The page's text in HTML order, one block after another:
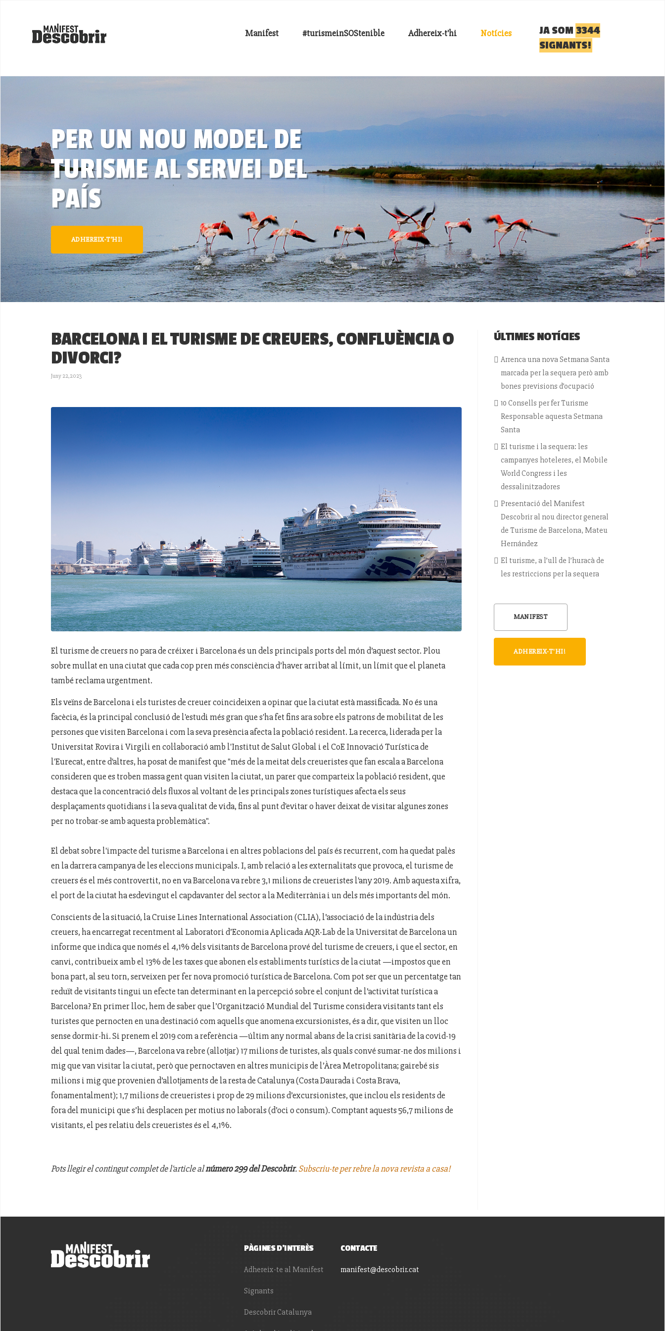
Manifest #turismeinSOStenible Adhereix-t'hi Notícies JA SOM 3344
SIGNANTS!
PER UN NOU MODEL DE
TURISME AL SERVEI DEL
PAÍS
ADHEREIX-T’HI!
BARCELONA I EL TURISME DE CREUERS, CONFLUÈNCIA O
DIVORCI?
Juny 22,2023
El turisme de creuers no para de créixer i Barcelona és un dels principals ports del món d’aquest sector. Plou
sobre mullat en una ciutat que cada cop pren més consciència d’haver arribat al límit, un límit que el planeta
també reclama urgentment.
Els veïns de Barcelona i els turistes de creuer coincideixen a opinar que la ciutat està massificada. No és una
facècia, és la principal conclusió de l'estudi més gran que s'ha fet fins ara sobre els patrons de mobilitat de les
persones que visiten Barcelona i com la seva presència afecta la població resident. La recerca, liderada per la
Universitat Rovira i Virgili en col·laboració amb l'Institut de Salut Global i elCoE Innovació Turística de
l'Eurecat, entre d'altres, ha posat de manifest que "més de la meitat dels creueristes que fan escala a Barcelona
consideren que es troben massa gent quan visiten la ciutat, un parer que comparteix la població resident, que
destaca que la concentració dels fluxos al voltant de les principals zones turístiques afecta els seus
desplaçaments quotidians i la seva qualitat de vida, fins al punt d'evitar o haver deixat de visitar algunes zones
per no trobar-se amb aquesta problemàtica".
El debat sobre l'impacte del turisme a Barcelona i en altres poblacions del país és recurrent, com ha quedat palès
en la darrera campanya de les eleccions municipals. I, amb relació a les externalitats que provoca, el turisme de
creuers és el més controvertit, no en va Barcelona va rebre 3,1 milions de creueristes l'any 2019. Amb aquesta xifra,
el port de la ciutat ha esdevingut el capdavanter del sector a la Mediterrània i un dels més importants del món.
Conscients de la situació, la Cruise Lines International Association (CLIA), l’associació de la indústria dels
creuers, ha encarregat recentment al Laboratori d’Economia Aplicada AQR-Lab de la Universitat de Barcelona un
informe que indica que només el 4,1% dels visitants de Barcelona prové del turisme de creuers, i que el sector, en
canvi, contribueix amb el 13% de les taxes que abonen els establiments turístics de la ciutat —impostos que en
bona part, al seu torn, serveixen per fer nova promoció turística de Barcelona. Com pot ser que un percentatge tan
reduït de visitants tingui un efecte tan determinant en la percepció sobre el conjunt de l’activitat turística a
Barcelona? En primer lloc, hem de saber que l’Organització Mundial del Turisme considera visitants tant els
turistes que pernocten en una destinació com aquells que anomena excursionistes, és a dir, que visiten un lloc
sense dormir-hi. Si prenem el 2019 com a referència —últim any normal abans de la crisi sanitària de la covid-19
del qual tenim dades—, Barcelona va rebre (allotjar) 17 milions de turistes, als quals convé sumar-ne dos milions i
mig que van visitar la ciutat, però que pernoctaven en altres municipis de l’Àrea Metropolitana; gairebé sis
milions i mig que provenien d’allotjaments de la resta de Catalunya (Costa Daurada i Costa Brava,
fonamentalment); 1,7 milions de creueristes i prop de 29 milions d’excursionistes, que inclou els residents de
fora del municipi que s’hi desplacen per motius no laborals (d’oci o consum). Comptant aquests 56,7 milions de
visitants, el pes relatiu dels creueristes és el 4,1%.
Pots llegir el contingut complet de l'article alnúmero 299 del Descobrir.Subscriu-te per rebre la nova revista a casa!
ÚLTIMES NOTÍCIES
Arrenca una nova Setmana Santa
marcada per la sequera però amb
bones previsions d’ocupació
10 Consells per fer Turisme
Responsable aquesta Setmana
Santa
El turisme i la sequera: les
campanyes hoteleres, el Mobile
World Congress i les
dessalinitzadores
Presentació del Manifest
Descobrir al nou director general
de Turisme de Barcelona, Mateu
Hernández
El turisme, a l’ull de l’huracà de
les restriccions per la sequera
MANIFEST
ADHEREIX-T'HI!
PÀGINES D'INTERÈS
Adhereix-te al Manifest
Signants
Descobrir Catalunya
CONTACTE
manifest@descobrir.cat